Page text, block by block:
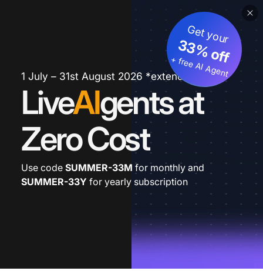
1 July – 31st August 2026 *extended
LiveAIgents at
Zero Cost
Get your
33% off
+ free AI Agent
Use code SUMMER-33M for monthly and
SUMMER-33Y for yearly subscription